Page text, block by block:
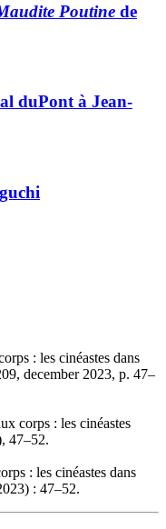
Poutine de
duPont à Jean-
: les cinéastes dans
december 2023, p. 47–
corps : les cinéastes
47–52.
: les cinéastes dans
: 47–52.